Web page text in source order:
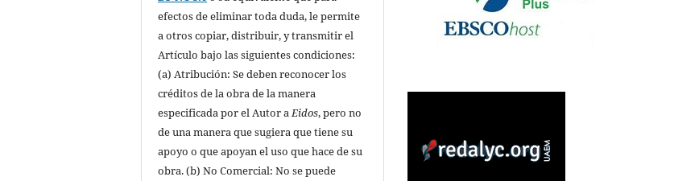
efectos de eliminar toda duda, le permite
a otros copiar, distribuir, y transmitir el
Artículo bajo las siguientes condiciones:
(a) Atribución: Se deben reconocer los
créditos de la obra de la manera
especificada por el Autor aEidos, pero no
de una manera que sugiera que tiene su
apoyo o que apoyan el uso que hace de su
obra. (b) No Comercial: No se puede